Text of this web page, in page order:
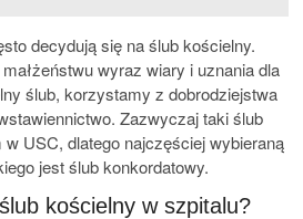
decydują się na ślub kościelny.
wyraz wiary i uznania dla
ślub, korzystamy z dobrodziejstwa
Zazwyczaj taki ślub
USC, dlatego najczęściej wybieraną
jest ślub konkordatowy.
kościelny w szpitalu?